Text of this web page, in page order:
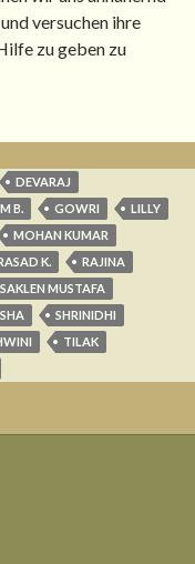
versuchen ihre
zu geben zu
DEVARAJ
B. GOWRI
LILLY
MOHAN KUMAR
K.
RAJINA
SAKLEN MUSTAFA
SHRINIDHI
TILAK